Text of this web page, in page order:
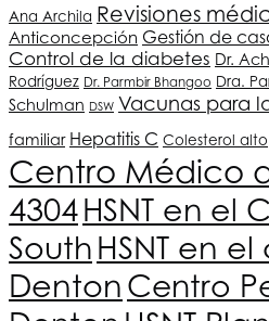
Ana Archila Revisiones
Anticoncepción Gestión de
Control de la diabetes Dr.
Rodríguez Dr. Parmbir Bhangoo Dra.
Schulman DSW Vacunas para
familiar Hepatitis C Colesterol alto
Centro Médico
4304HSNT en el
South HSNT en el
Denton Centro